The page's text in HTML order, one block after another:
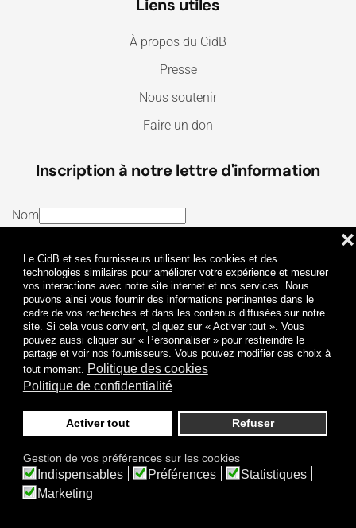
Le CidB et ses fournisseurs utilisent les cookies et des
technologies similaires pour améliorer votre expérience et mesurer
vos interactions avec notre site internet et nos services. Nous
pouvons ainsi vous fournir des informations pertinentes dans le
cadre de vos recherches et dans les contenus diffusées sur notre
site. Si cela vous convient, cliquez sur « Activer tout ». Vous
pouvez aussi cliquer sur « Personnaliser » pour restreindre le
partage et voir nos fournisseurs. Vous pouvez modifier ces choix à
tout moment. Politique des cookies
Politique de confidentialité
Activer tout Refuser
❌
Gestion de vos préférences sur les cookies
Indispensables Préférences
Statistiques
Marketing
Liens utiles
À propos du CidB
Presse
Nous soutenir
Faire un don
Inscription à notre lettre d'information
Nom
J’ai lu et j’accepte lesTermes et conditionset la
Politique de confidentialité
Je m'abonne
© 2009-2026 CidB. Tous droits réservés.